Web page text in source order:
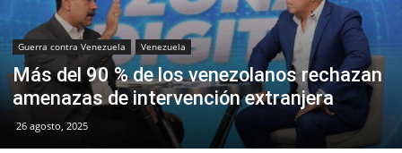
Guerra contra Venezuela Venezuela
Más del 90 % de los venezolanos rechazan
amenazas de intervención extranjera
26 agosto, 2025